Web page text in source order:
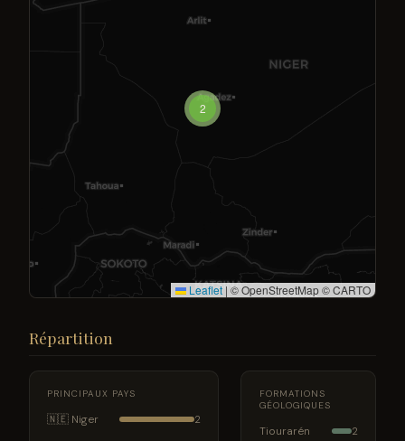
2
Leaflet | © OpenStreetMap © CARTO
Répartition
PRINCIPAUX PAYS
🇳🇪 Niger 2
FORMATIONS
GÉOLOGIQUES
Tiourarén 2